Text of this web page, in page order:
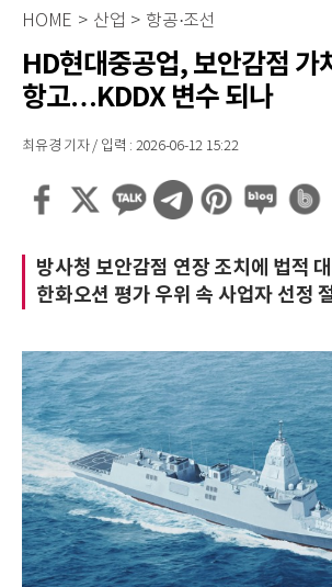
HOME > 산업 > 항공·조선
HD현대중공업, 보안감점 가
항고…KDDX 변수 되나
최유경 기자 / 입력 : 2026-06-12 15:22
방사청 보안감점 연장 조치에 법적
한화오션 평가 우위 속 사업자 선정